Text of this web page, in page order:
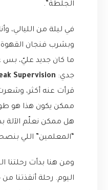
الجلطة”.
في ليلة من الليالي،
وبشرب فنجان
ما كان جديد عليّ،
جدي: Supervision
قرأت عنه أكثر،
ممكن يكون هذا هو
هل ممكن نعلّم الآلة
“المعلمين” اللي
ومن هنا بدأت رحلتنا
اليوم. رحلة أنقذتنا